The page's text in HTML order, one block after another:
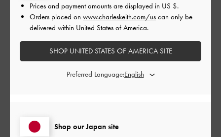
もっと見る
このレビューは役に立ちましたか？
可愛い Shop our Japan site
Prices and payment amounts are displayed in US $.
Orders placed on www.charleskeith.com/us can only be
delivered within United States of America.
SHOP UNITED STATES OF AMERICA SITE
Preferred Language: